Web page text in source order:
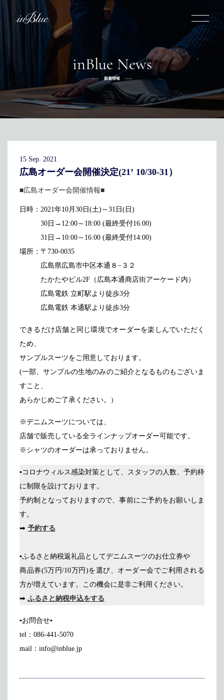
inBlueについて
inBlueの強み ヒストリー
Q&A
オーダー方法
ふるさと納税取扱方法 修理
リボーン
新着
ニュース
社長ブログ スタッフブログ
メディア掲載
採用情報
新卒採用 店舗概要
アクセス 会社情報
inBlue News
新着情報
15 Sep. 2021
広島オーダー会開催決定(21’ 10/30-31）
■広島オーダー会開催情報■
日時：2021年10月30日(土)～31日(日)
30日→12:00～18:00 (最終受付16:00)
31日→10:00～16:00 (最終受付14:00)
場所：〒730-0035
広島県広島市中区本通８−３２
たかたやビル2F（広島本通商店街アーケード内）
広島電鉄 立町駅より徒歩3分
広島電鉄 本通駅より徒歩3分
できるだけ店舗と同じ環境でオーダーを楽しんでいただく
ため、
サンプルスーツをご用意しております。
(一部、サンプルの生地のみのご紹介となるものもございま
すこと、
あらかじめご了承ください。）
※デニムスーツについては、
店舗で販売している全ラインナップオーダー可能です。
※シャツのオーダーは承っておりません。
▪コロナウィルス感染対策として、スタッフの人数、予約枠
に制限を設けております。
予約制となっておりますので、事前にご予約をお願いしま
す。
➡ 予約する
▪ふるさと納税返礼品としてデニムスーツのお仕立券や
商品券(5万円/10万円)を選び、オーダー会でご利用される
方が増えています。この機会に是非ご利用ください。
➡ ふるさと納税申込をする
▪お問合せ▪
tel：086-441-5070
mail：info@inblue.jp